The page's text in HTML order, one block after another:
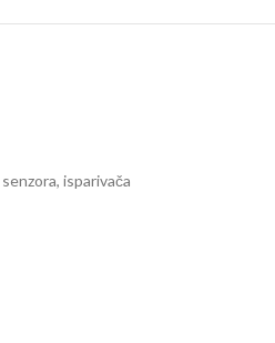
isparivača